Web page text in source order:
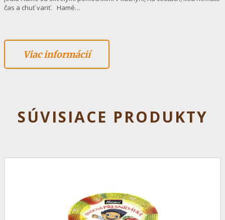
čas a chuť variť. Hamé…
Viac informácií
SÚVISIACE PRODUKTY